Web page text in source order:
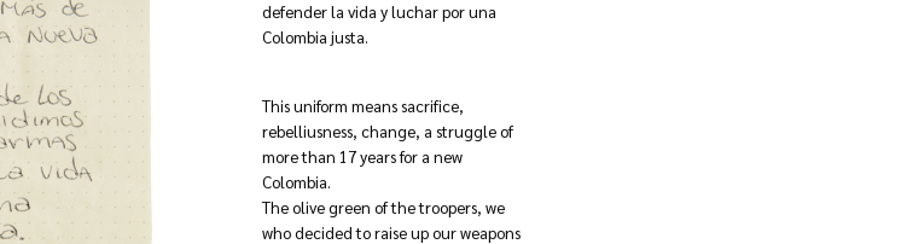
defender la vida y luchar por una
Colombia justa.
This uniform means sacrifice,
rebelliusness, change, a struggle of
more than 17 years for a new
Colombia.
The olive green of the troopers, we
who decided to raise up our weapons